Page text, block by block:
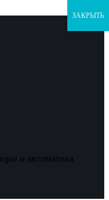
и автоматика
ЗАКРЫТЬ